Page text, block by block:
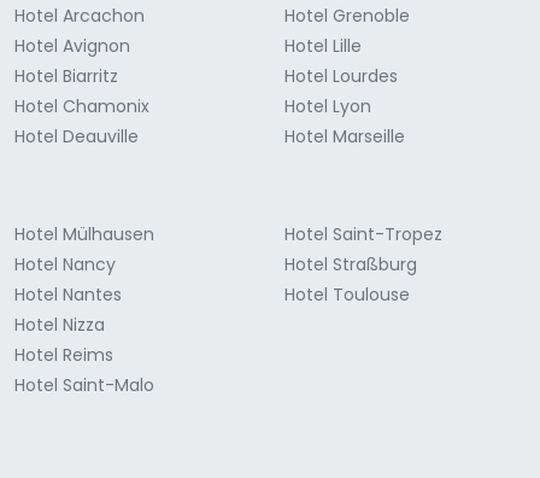
Hotel Arcachon
Hotel Avignon
Hotel Biarritz
Hotel Chamonix
Hotel Deauville
Hotel Grenoble
Hotel Lille
Hotel Lourdes
Hotel Lyon
Hotel Marseille
Hotel Mülhausen
Hotel Nancy
Hotel Nantes
Hotel Nizza
Hotel Reims
Hotel Saint-Malo
Hotel Saint-Tropez
Hotel Straßburg
Hotel Toulouse